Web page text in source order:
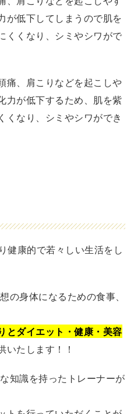
が低下してしまうので肌を
くくなり、シミやシワがで
痛、肩こりなどを起こしや
力が低下するため、肌を紫
くなり、シミやシワができ
健康的で若々しい生活をし
の身体になるための食事、
とダイエット・健康・美容
いたします！！
知識を持ったトレーナーが